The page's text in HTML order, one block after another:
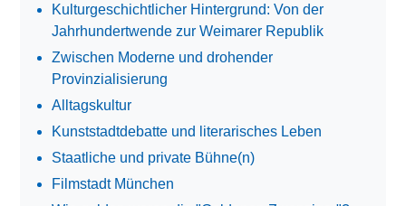
Kulturgeschichtlicher Hintergrund: Von der
Jahrhundertwende zur Weimarer Republik
Zwischen Moderne und drohender
Provinzialisierung
Alltagskultur
Kunststadtdebatte und literarisches Leben
Staatliche und private Bühne(n)
Filmstadt München